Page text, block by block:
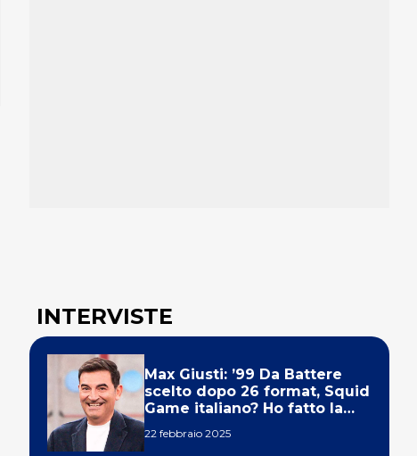
INTERVISTE
Max Giusti: ’99 Da Battere
scelto dopo 26 format, Squid
Game italiano? Ho fatto la
22 febbraio 2025